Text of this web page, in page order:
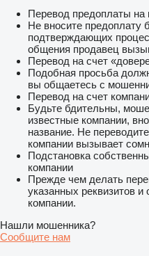
Перевод предоплаты на
Не вносите предоплату
подтверждающих
общения продавец
Перевод на счет
Подобная просьба
вы общаетесь с
Перевод на счет
Будьте бдительны,
известные компании,
название. Не
компании вызывает
Подстановка
компании
Прежде чем делать
указанных реквизитов и
компании.
Нашли мошенника?
Сообщите нам